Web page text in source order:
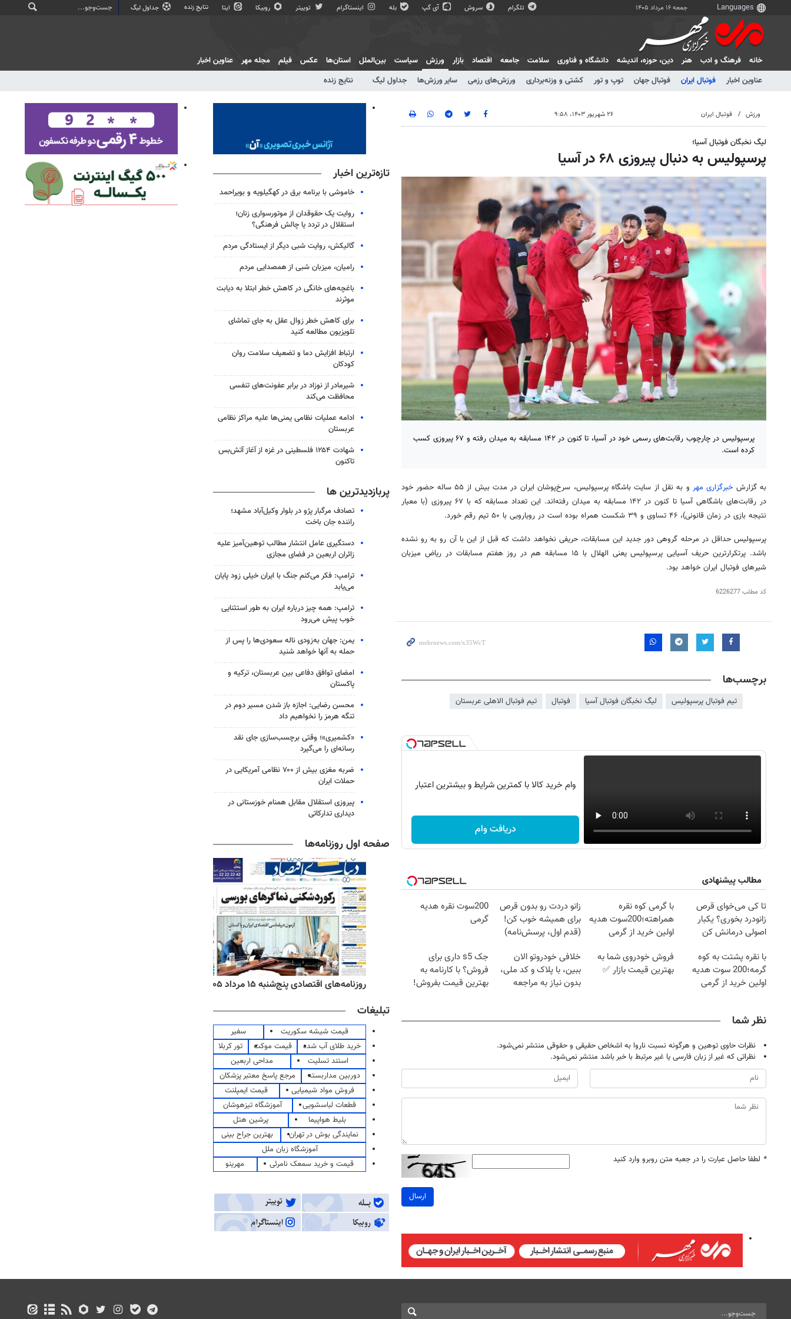
جمعه ۱۶ مرداد ۱۴۰۵ تلگرام سروش آی گپ بله اینستاگرام توییتر روبیکا ایتا نتایج زنده جداول لیگ
خانه فرهنگ و ادب هنر دين، حوزه، انديشه دانشگاه و فناوری سلامت جامعه اقتصاد بازار
ورزش
عناوین اخبار
فوتبال ایران فوتبال جهان توپ و تور کشتی و وزنه‌برداری ورزش‌های رزمی سایر ورزش‌ها جداول لیگ نتایج زنده
سیاست بین‌الملل استان‌ها عکس فیلم مجله مهر عناوین اخبار
ورزش فوتبال ایران ۲۶ شهریور ۱۴۰۳، ۹:۵۸
لیگ نخبگان فوتبال آسیا؛
پرسپولیس به دنبال پیروزی ۶۸ در آسیا
پرسپولیس در چارچوب رقابت‌های رسمی خود در آسیا، تا کنون در ۱۴۲ مسابقه به میدان رفته و ۶۷ پیروزی کسب
کرده است.
به گزارش خبرگزاری مهر
و به نقل از سایت باشگاه پرسپولیس، سرخ‌پوشان ایران در مدت بیش از ۵۵ ساله حضور خود
در رقابت‌های باشگاهی آسیا تا کنون در ۱۴۲ مسابقه به میدان رفته‌اند. این تعداد مسابقه که با ۶۷ پیروزی (با معیار
نتیجه بازی در زمان قانونی)، ۴۶ تساوی و ۳۹ شکست همراه بوده است در رویارویی با ۵۰ تیم رقم خورد.
پرسپولیس حداقل در مرحله گروهی دور جدید این مسابقات، حریفی نخواهد داشت که قبل از این با آن رو به رو نشده
باشد. پرتکرارترین حریف آسیایی پرسپولیس یعنی الهلال با ۱۵ مسابقه هم در روز هفتم مسابقات در ریاض میزبان
شیرهای فوتبال ایران خواهد بود.
کد مطلب6226277
برچسب‌ها
تیم فوتبال پرسپولیس لیگ نخبگان فوتبال آسیا فوتبال تیم فوتبال الاهلی عربستان
وام خرید کالا با کمترین شرایط و بیشترین اعتبار
دریافت وام
مطالب پیشنهادی
تا کی می‌خوای قرص
زانودرد بخوری؟ یکبار
اصولی درمانش کن
با گرمی کوه نقره
همراهته؛200سوت هدیه
اولین خرید از گرمی
زانو دردت رو بدون قرص
برای همیشه خوب کن!
(قدم اول، پرسش‌نامه)
200سوت نقره هدیه
گرمی
با نقره پشتت به کوه
گرمه؛200 سوت هدیه
اولین خرید از گرمی
فروش خودروی شما به
بهترین قیمت بازار ✅
خلافی خودروتو الان
ببین، با پلاک و کد ملی،
بدون نیاز به مراجعه
جک s5 داری برای
فروش؟ با کارنامه به
بهترین قیمت بفروش!
نظر شما
نظرات حاوی توهین و هرگونه نسبت ناروا به اشخاص حقیقی و حقوقی منتشر نمی‌شود.
نظراتی که غیر از زبان فارسی یا غیر مرتبط با خبر باشد منتشر نمی‌شود.
* لطفا حاصل عبارت را در جعبه متن روبرو وارد کنید
ارسال
تازه‌ترین اخبار
خاموشی با برنامه برق در کهگیلویه و بویراحمد
روایت یک حقوقدان از موتورسواری زنان؛
استقلال در تردد یا چالش فرهنگی؟
گالیکش، روایت شبی دیگر از ایستادگی مردم
رامیان، میزبان شبی از همصدایی مردم
باغچه‌های خانگی در کاهش خطر ابتلا به دیابت
موثرند
برای کاهش خطر زوال عقل به جای تماشای
تلویزیون مطالعه کنید
ارتباط افزایش دما و تضعیف سلامت روان
کودکان
شیرمادر از نوزاد در برابر عفونت‌های تنفسی
محافظت می‌کند
ادامه عملیات نظامی یمنی‌ها علیه مراکز نظامی
عربستان
شهادت ۱۲۵۴ فلسطینی در غزه از آغاز آتش‌بس
تاکنون
پربازدیدترین ها
تصادف مرگبار پژو در بلوار وکیل‌آباد مشهد؛
راننده جان باخت
دستگیری عامل انتشار مطالب توهین‌آمیز علیه
زائران اربعین در فضای مجازی
ترامپ: فکر می‌کنم جنگ با ایران خیلی زود پایان
می‌یابد
ترامپ: همه چیز درباره ایران به طور استثنایی
خوب پیش می‌رود
یمن: جهان به‌زودی ناله سعودی‌ها را پس از
حمله به آنها خواهد شنید
امضای توافق دفاعی بین عربستان، ترکیه و
پاکستان
محسن رضایی: اجازه باز شدن مسیر دوم در
تنگه هرمز را نخواهیم داد
«کشمیری»؛ وقتی برچسب‌سازی جای نقد
رسانه‌ای را می‌گیرد
ضربه مغزی بیش از ۷۰۰ نظامی آمریکایی در
حملات ایران
پیروزی استقلال مقابل همنام خوزستانی در
دیداری تدارکاتی
صفحه اول روزنامه‌ها
روزنامه‌های صبح پنج‌شنبه ۱۵ مرداد ۱۴۰۵ روزنامه‌های ورزشی پنج‌شنبه ۱۵ مرداد ۱۴۰۵ روزنامه‌های اقتصادی پنج‌شنبه ۱۵ مرداد ۱۴۰۵
تبلیغات
قیمت شیشه سکوریت
سفیر
خرید طلای آب شده
قیمت موکت
تور کربلا
استند تسلیت
مداحی اربعین
دوربین مداربسته
مرجع پاسخ معتبر پزشکان
فروش مواد شیمیایی
قیمت ایمپلنت
قطعات لباسشویی
آموزشگاه تیزهوشان
بلیط هواپیما
پرشین هتل
نمایندگی بوش در تهران
بهترین جراح بینی
آموزشگاه زبان ملل
قیمت و خرید سمعک نامرئی
مهرینو